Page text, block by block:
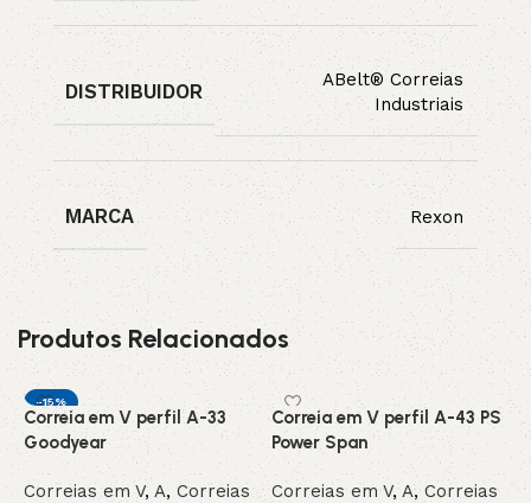
DISTRIBUIDOR
ABelt® Correias
Industriais
MARCA Rexon
Produtos Relacionados
-15%
INDISPONIVEL /
SOB ENCOMEN
DA
Correia em V perfil A-33
Goodyear
Correias em V, A, Correias
Correia em V perfil A-43 PS
Power Span
Correias em V,A,Correias